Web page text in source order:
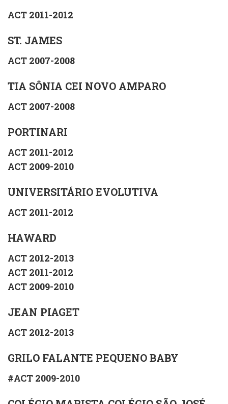
ACT 2011-2012
ST. JAMES
ACT 2007-2008
TIA SÔNIA CEI NOVO AMPARO
ACT 2007-2008
PORTINARI
ACT 2011-2012
ACT 2009-2010
UNIVERSITÁRIO EVOLUTIVA
ACT 2011-2012
HAWARD
ACT 2012-2013
ACT 2011-2012
ACT 2009-2010
JEAN PIAGET
ACT 2012-2013
GRILO FALANTE PEQUENO BABY
#ACT 2009-2010